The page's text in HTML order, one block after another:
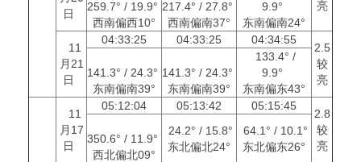
日
亮
259.7° / 19.9°
西南偏西10°
217.4° / 27.8°
西南偏南37°
9.9°
东南偏南24°
11
月21
日
04:33:25 04:33:25 04:34:55
2.5
较
亮
141.3° / 24.3°
东南偏南39°
141.3° / 24.3°
东南偏南39°
133.4° /
9.9°
东南偏东43°
11
月17
日
05:12:04 05:13:42 05:15:45
2.8
较
亮
350.6° / 11.9°
西北偏北09°
24.2° / 15.8°
东北偏北24°
64.1° / 10.1°
东北偏东26°